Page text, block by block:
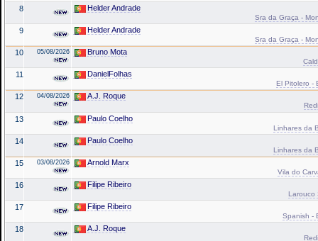
8 Helder Andrade
Sra da Graça -
9 Helder Andrade
Sra da Graça -
10 05/08/2026 Bruno Mota
11 DanielFolhas
El Pitolero -
12 04/08/2026 A.J. Roque
13 Paulo Coelho
Linhares da
14 Paulo Coelho
Linhares da
15 03/08/2026 Arnold Marx
Vila do
16 Filipe Ribeiro
Larouco
17 Filipe Ribeiro
Spanish -
18 A.J. Roque